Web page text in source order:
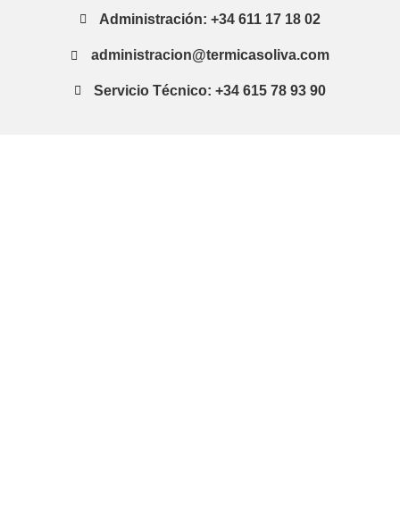
Administración: +34 611 17 18 02
administracion@termicasoliva.com
Servicio Técnico: +34 615 78 93 90